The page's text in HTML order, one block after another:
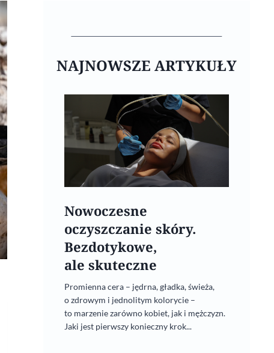
NAJNOWSZE ARTYKUŁY
Nowoczesne
oczyszczanie skóry.
Bezdotykowe,
ale skuteczne
Promienna cera – jędrna, gładka, świeża,
o zdrowym i jednolitym kolorycie –
to marzenie zarówno kobiet, jak i mężczyzn.
Jaki jest pierwszy konieczny krok...